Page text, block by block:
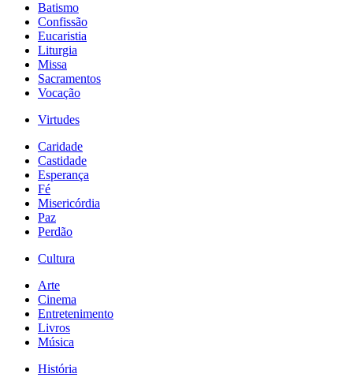
Batismo
Confissão
Eucaristia
Liturgia
Missa
Sacramentos
Vocação
Virtudes
Caridade
Castidade
Esperança
Fé
Misericórdia
Paz
Perdão
Cultura
Arte
Cinema
Entretenimento
Livros
Música
História